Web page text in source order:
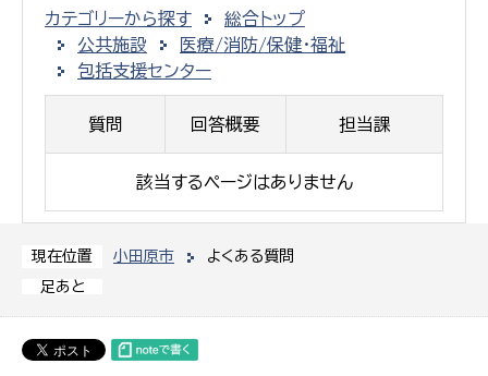
現在位置 小田原市
よくある質問
足あと
カテゴリーから探す
総合トップ
公共施設
医療/消防/保健・福祉
包括支援センター
質問 回答概要 担当課
該当するページはありません